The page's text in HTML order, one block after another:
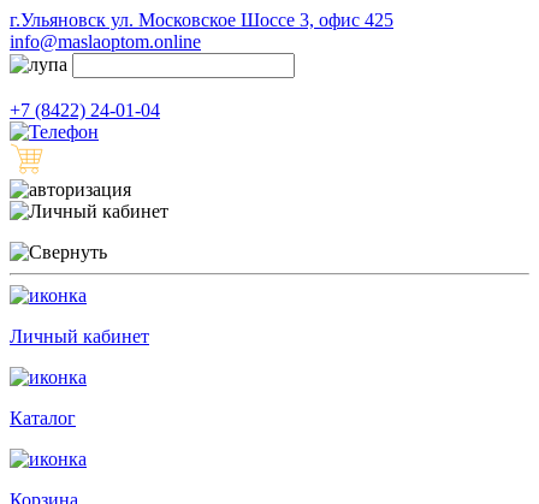
г.Ульяновск ул. Московское Шоссе 3, офис 425
info@maslaoptom.online
+7 (8422) 24-01-04
Личный кабинет
Каталог
Корзина